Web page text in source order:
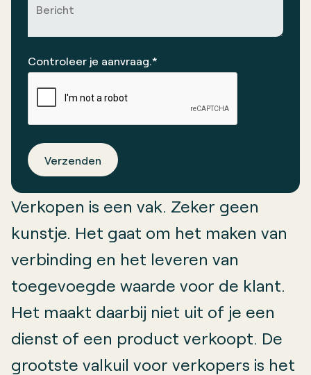
Verkopen is een vak. Zeker geen
kunstje. Het gaat om het maken van
verbinding en het leveren van
toegevoegde waarde voor de klant.
Het maakt daarbij niet uit of je een
dienst of een product verkoopt. De
grootste valkuil voor verkopers is het
Controleer je aanvraag.*
Verzenden